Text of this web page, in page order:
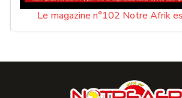
Le magazine n°102 Notre Afrik